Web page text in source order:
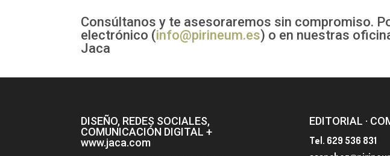
Consúltanos y te asesoraremos sin compromiso.
electrónico (info@pirineum.es) o en nuestras
Jaca
DISEÑO, REDES SOCIALES,
COMUNICACIÓN DIGITAL +
www.jaca.com
EDITORIAL ·
Tel. 629 536 831